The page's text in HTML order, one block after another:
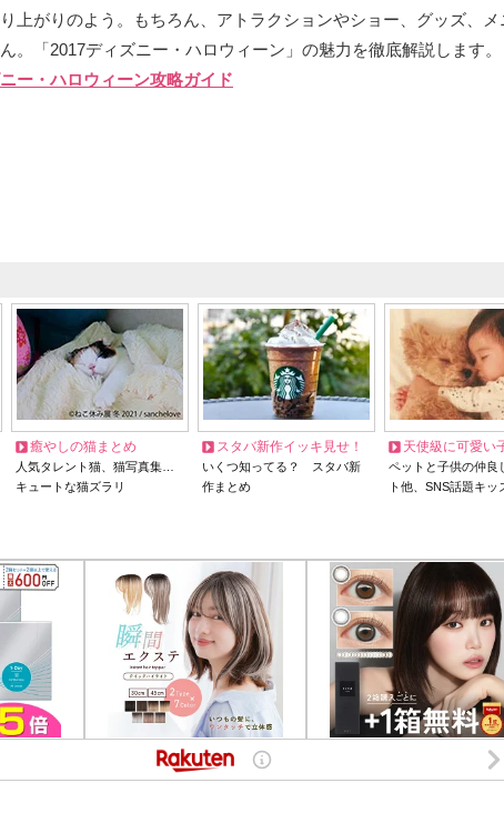
上がりのよう。もちろん、アトラクションやショー、グッズ、メ
。「2017ディズニー・ハロウィーン」の魅力を徹底解説します。
ー・ハロウィーン攻略ガイド
癒やしの猫まとめ
人気タレント猫、猫写真集…
キュートな猫ズラリ
スタバ新作イッキ見せ！
いくつ知ってる？ スタバ新
作まとめ
天使級に可愛い
ペットと子供の仲良
ト他、SNS話題キッ